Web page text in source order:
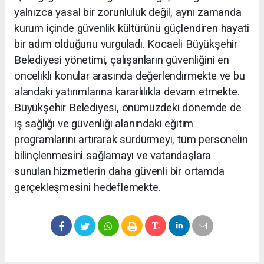
yalnızca yasal bir zorunluluk değil, aynı zamanda
kurum içinde güvenlik kültürünü güçlendiren hayati
bir adım olduğunu vurguladı. Kocaeli Büyükşehir
Belediyesi yönetimi, çalışanların güvenliğini en
öncelikli konular arasında değerlendirmekte ve bu
alandaki yatırımlarına kararlılıkla devam etmekte.
Büyükşehir Belediyesi, önümüzdeki dönemde de
iş sağlığı ve güvenliği alanındaki eğitim
programlarını artırarak sürdürmeyi, tüm personelin
bilinçlenmesini sağlamayı ve vatandaşlara
sunulan hizmetlerin daha güvenli bir ortamda
gerçekleşmesini hedeflemekte.